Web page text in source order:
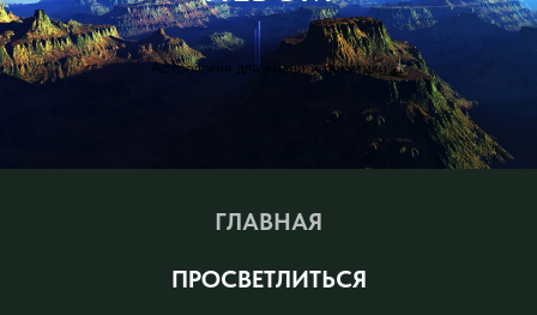
Астрология для жизни и практики
ГЛАВНАЯ
ПРОСВЕТЛИТЬСЯ